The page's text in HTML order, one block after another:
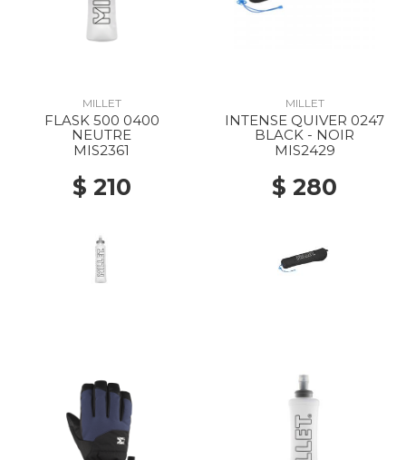
MILLET
FLASK 500 0400
NEUTRE
MIS2361
$ 210
MILLET
INTENSE QUIVER 0247
BLACK - NOIR
MIS2429
$ 280